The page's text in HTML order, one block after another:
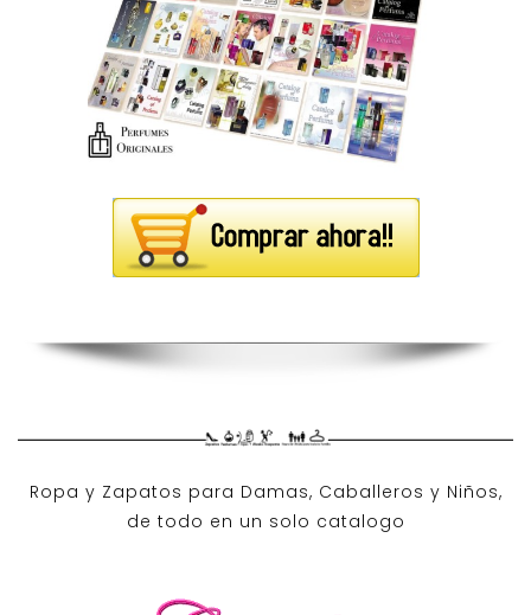
Ropa y Zapatos para Damas, Caballeros y Niños,
de todo en un solo catalogo